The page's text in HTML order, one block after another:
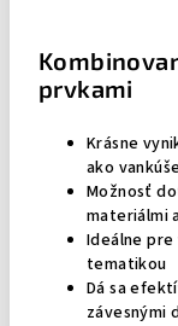
prvkami
Krásne
ako
Možnosť
materiálmi
Ideálne
tematikou
Dá sa
závesnými